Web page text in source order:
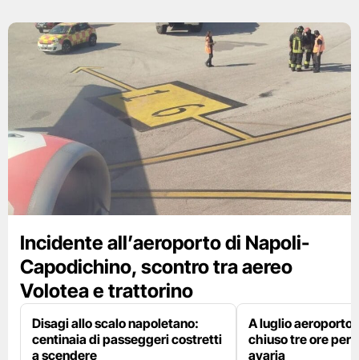
Incidente all’aeroporto di Napoli-
Capodichino, scontro tra aereo
Volotea e trattorino
Disagi allo scalo napoletano:
centinaia di passeggeri costretti
a scendere
A luglio aeroporto
chiuso tre ore per
avaria